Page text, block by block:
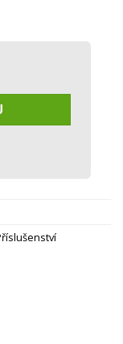
blok - antracit